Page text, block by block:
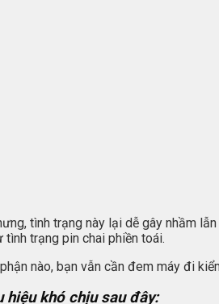
tình trạng này lại dễ gây nhầm
trạng pin chai phiền toái.
nào, bạn vẫn cần đem máy đi
khó chịu sau đây: